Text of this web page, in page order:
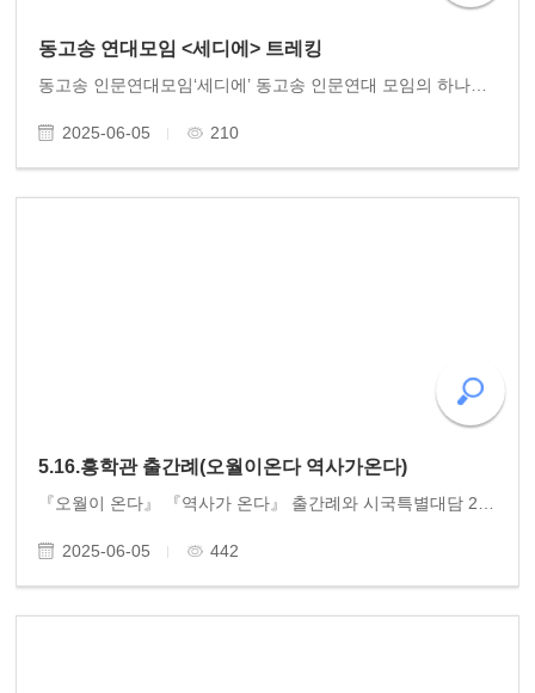
동고송 연대모임 <세디에> 트레킹
동고송 인문연대모임‘세디에’ 동고송 인문연대 모임의 하나인 ‘세디에’에서 5월 무등산 트레킹을 시작하였다. 동고송 회원들이 참여하는 옛길 걷기는 무등산 길을 시작으로 매월 1회 실시한다. 동고송 회원들의 참여가 기대된다.
2025-06-05 210
5.16.흥학관 출간례(오월이온다 역사가온다)
『오월이 온다』 『역사가 온다』 출간례와 시국특별대담 2025. 5.16.금.오후 3시 종일 비가 내린 가운데 동고송 주최 황광우 작가 책 출간례 행사와 조국혁신당 신장식 의원과 황광우 작가와 함께 한 특별시국대담을 진행했다. 오월의 사진과 함께 오월의 서사를 곁들인 책..
2025-06-05 442